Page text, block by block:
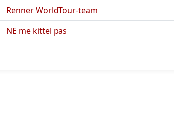
Renner WorldTour-team
NE me kittel pas